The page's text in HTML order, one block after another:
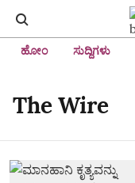
ಹೋಂ ಸುದ್ದಿಗಳು
The Wire